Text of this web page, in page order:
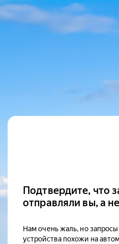
Подтвердите, что
отправляли вы, а
Нам очень жаль, но
устройства похожи на